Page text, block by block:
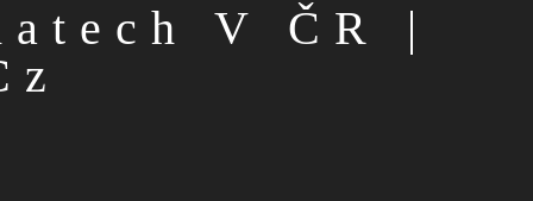
V ČR |